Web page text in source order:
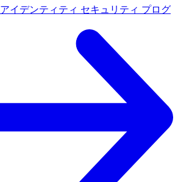
アイデンティティ セキュリティ プログ